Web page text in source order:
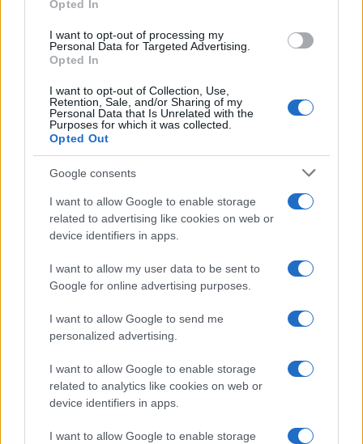
Opted In
I want to opt-out of processing my
Personal Data for Targeted Advertising.
Opted In
I want to opt-out of Collection, Use,
Retention, Sale, and/or Sharing of my
Personal Data that Is Unrelated with the
Purposes for which it was collected.
Opted Out
Google consents
I want to allow Google to enable storage
related to advertising like cookies on web or
device identifiers in apps.
I want to allow my user data to be sent to
Google for online advertising purposes.
I want to allow Google to send me
personalized advertising.
I want to allow Google to enable storage
related to analytics like cookies on web or
device identifiers in apps.
I want to allow Google to enable storage
A Garibaldi utcától a jeruzsálemi
tárgyalóteremig
2021. április 13.
Megkezdődött Netanjahu
korrupciós perének érdemi
tárgyalása